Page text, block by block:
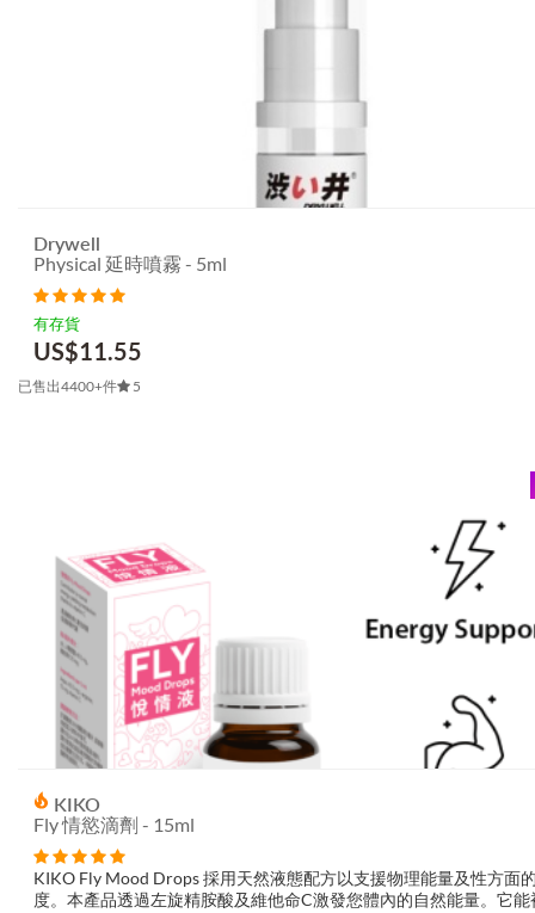
Drywell
Physical 延時噴霧 - 5ml
有存貨
US$11.55
已售出4400+件 5
KIKO
Fly 情慾滴劑 - 15ml
KIKO Fly Mood Drops 採用天然液態配方以支援物理能量及性方面
度。本產品透過左旋精胺酸及維他命C激發您體內的自然能量。它能